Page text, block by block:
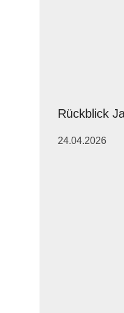
Rückblick
24.04.2026